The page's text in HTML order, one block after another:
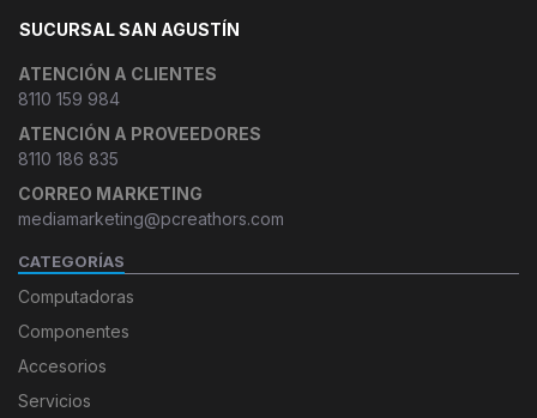
SUCURSAL SAN AGUSTÍN
ATENCIÓN A CLIENTES
8110 159 984
ATENCIÓN A PROVEEDORES
8110 186 835
CORREO MARKETING
mediamarketing@pcreathors.com
CATEGORÍAS
Computadoras
Componentes
Accesorios
Servicios